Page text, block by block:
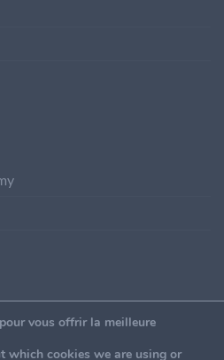
vous offrir la meilleure
which cookies we are using or